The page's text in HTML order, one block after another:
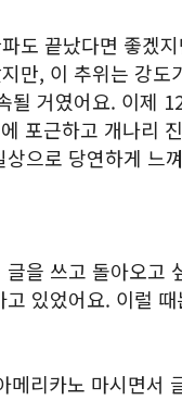
도 끝났다면 좋겠
만, 이 추위는 강
될 거였어요. 이제
포근하고 개나리
으로 당연하게 느
을 쓰고 돌아오고
있었어요. 이럴
메리카노 마시면서